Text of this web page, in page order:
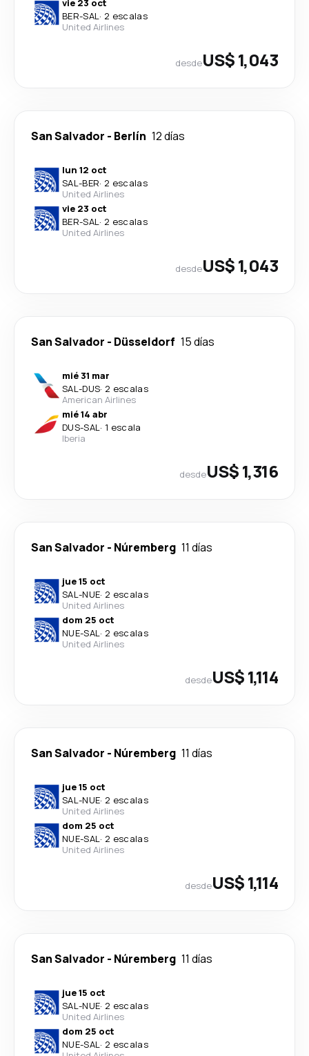
vie 23 oct
BER-SAL· 2 escalas
United Airlines
desdeUS$ 1,043
San Salvador - Berlín 12 días
lun 12 oct
SAL-BER· 2 escalas
United Airlines
vie 23 oct
BER-SAL· 2 escalas
United Airlines
desdeUS$ 1,043
San Salvador - Düsseldorf 15 días
mié 31 mar
SAL-DUS· 2 escalas
American Airlines
mié 14 abr
DUS-SAL· 1 escala
Iberia
desdeUS$ 1,316
San Salvador - Núremberg 11 días
jue 15 oct
SAL-NUE· 2 escalas
United Airlines
dom 25 oct
NUE-SAL· 2 escalas
United Airlines
desdeUS$ 1,114
San Salvador - Núremberg 11 días
jue 15 oct
SAL-NUE· 2 escalas
United Airlines
dom 25 oct
NUE-SAL· 2 escalas
United Airlines
desdeUS$ 1,114
San Salvador - Núremberg 11 días
jue 15 oct
SAL-NUE· 2 escalas
United Airlines
dom 25 oct
NUE-SAL· 2 escalas